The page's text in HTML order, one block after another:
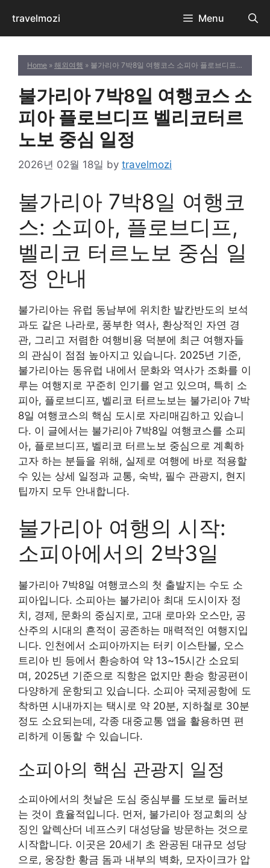
content
travelmozi Menu
Home » 해외여행 » 불가리아 7박8일 여행코스 소피아 플로브디프 벨리코터르노보 중심 일정
불가리아 7박8일 여행코스 소
피아 플로브디프 벨리코터르
노보 중심 일정
2026년 02월 18일 by travelmozi
불가리아 7박8일 여행코
스: 소피아, 플로브디프,
벨리코 터르노보 중심 일
정 안내
불가리아는 유럽 동남부에 위치한 발칸반도의 보석
과도 같은 나라로, 풍부한 역사, 환상적인 자연 경
관, 그리고 저렴한 여행비용 덕분에 최근 여행자들
의 관심이 점점 높아지고 있습니다. 2025년 기준,
불가리아는 동유럽 내에서 문화와 역사가 조화를 이
루는 여행지로 꾸준히 인기를 얻고 있으며, 특히 소
피아, 플로브디프, 벨리코 터르노보는 불가리아 7박
8일 여행코스의 핵심 도시로 자리매김하고 있습니
다. 이 글에서는 불가리아 7박8일 여행코스를 소피
아, 플로브디프, 벨리코 터르노보 중심으로 계획하
고자 하는 분들을 위해, 실제로 여행에 바로 적용할
수 있는 상세 일정과 교통, 숙박, 필수 관광지, 현지
팁까지 모두 안내합니다.
불가리아 여행의 시작:
소피아에서의 2박3일
불가리아 7박8일 여행코스의 첫 출발지는 수도 소
피아입니다. 소피아는 불가리아 최대 도시이자 정
치, 경제, 문화의 중심지로, 고대 로마와 오스만, 공
산주의 시대의 흔적이 공존하는 매력적인 여행지입
니다. 인천에서 소피아까지는 터키 이스탄불, 오스
트리아 빈 등에서 환승하여 약 13~15시간 소요되
며, 2025년 기준으로 직항은 없지만 환승 항공편이
다양하게 운항되고 있습니다. 소피아 국제공항에 도
착하면 시내까지는 택시로 약 20분, 지하철로 30분
정도 소요되는데, 각종 대중교통 앱을 활용하면 편
리하게 이동할 수 있습니다.
소피아의 핵심 관광지 일정
소피아에서의 첫날은 도심 중심부를 도보로 둘러보
는 것이 효율적입니다. 먼저, 불가리아 정교회의 상
징인 알렉산더 네프스키 대성당을 방문하는 것으로
시작합니다. 이곳은 20세기 초 완공된 대규모 성당
으로, 웅장한 황금 돔과 내부의 벽화, 모자이크가 압